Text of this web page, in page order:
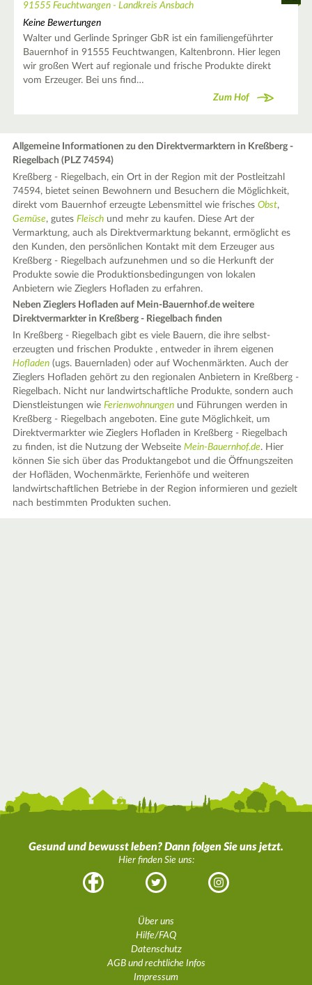
91555 Feuchtwangen - Landkreis Ansbach
Keine Bewertungen
Walter und Gerlinde Springer GbR ist ein familiengeführter
Bauernhof in 91555 Feuchtwangen, Kaltenbronn. Hier legen
wir großen Wert auf regionale und frische Produkte direkt
vom Erzeuger. Bei uns find…
Zum Hof
Allgemeine Informationen zu den Direktvermarktern in Kreßberg -
Riegelbach (PLZ 74594)
Kreßberg - Riegelbach, ein Ort in der Region mit der Postleitzahl
74594, bietet seinen Bewohnern und Besuchern die Möglichkeit,
direkt vom Bauernhof erzeugte Lebensmittel wie frischesObst,
Gemüse, gutesFleisch und mehr zu kaufen. Diese Art der
Vermarktung, auch als Direktvermarktung bekannt, ermöglicht es
den Kunden, den persönlichen Kontakt mit dem Erzeuger aus
Kreßberg - Riegelbach aufzunehmen und so die Herkunft der
Produkte sowie die Produktionsbedingungen von lokalen
Anbietern wie Zieglers Hofladen zu erfahren.
Neben Zieglers Hofladen auf Mein-Bauernhof.de weitere
Direktvermarkter in Kreßberg - Riegelbach finden
In Kreßberg - Riegelbach gibt es viele Bauern, die ihre selbst-
erzeugten und frischen Produkte , entweder in ihrem eigenen
Hofladen (ugs. Bauernladen) oder auf Wochenmärkten. Auch der
Zieglers Hofladen gehört zu den regionalen Anbietern in Kreßberg -
Riegelbach. Nicht nur landwirtschaftliche Produkte, sondern auch
Dienstleistungen wieFerienwohnungen und Führungen werden in
Kreßberg - Riegelbach angeboten. Eine gute Möglichkeit, um
Direktvermarkter wie Zieglers Hofladen in Kreßberg - Riegelbach
zu finden, ist die Nutzung der WebseiteMein-Bauernhof.de. Hier
können Sie sich über das Produktangebot und die Öffnungszeiten
der Hofläden, Wochenmärkte, Ferienhöfe und weiteren
landwirtschaftlichen Betriebe in der Region informieren und gezielt
nach bestimmten Produkten suchen.
Gesund und bewusst leben? Dann folgen Sie uns jetzt.
Hier finden Sie uns:
Facebook Twitter Instagram
Über uns
Hilfe/FAQ
Datenschutz
AGB und rechtliche Infos
Impressum